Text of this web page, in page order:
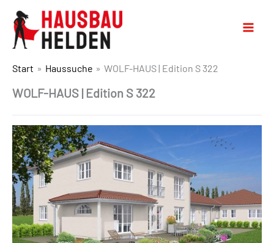
Start Haussuche WOLF-HAUS | Edition S 322
WOLF-HAUS | Edition S 322